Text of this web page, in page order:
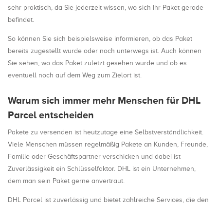
sehr praktisch, da Sie jederzeit wissen, wo sich Ihr Paket gerade
befindet.
So können Sie sich beispielsweise informieren, ob das Paket
bereits zugestellt wurde oder noch unterwegs ist. Auch können
Sie sehen, wo das Paket zuletzt gesehen wurde und ob es
eventuell noch auf dem Weg zum Zielort ist.
Warum sich immer mehr Menschen für DHL
Parcel entscheiden
Pakete zu versenden ist heutzutage eine Selbstverständlichkeit.
Viele Menschen müssen regelmäßig Pakete an Kunden, Freunde,
Familie oder Geschäftspartner verschicken und dabei ist
Zuverlässigkeit ein Schlüsselfaktor. DHL ist ein Unternehmen,
dem man sein Paket gerne anvertraut.
DHL Parcel ist zuverlässig und bietet zahlreiche Services, die den